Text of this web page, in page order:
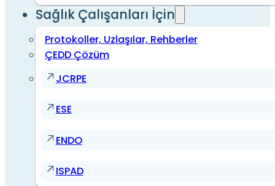
Sağlık Çalışanları İçin
Protokoller, Uzlaşılar, Rehberler
ÇEDD Çözüm
JCRPE
ESE
ENDO
ISPAD